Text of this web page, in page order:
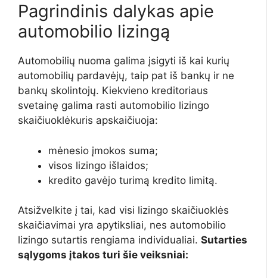
Pagrindinis dalykas apie
automobilio lizingą
Automobilių nuoma galima įsigyti iš kai kurių
automobilių pardavėjų, taip pat iš bankų ir ne
bankų skolintojų. Kiekvieno kreditoriaus
svetainę galima rasti automobilio lizingo
skaičiuoklėkuris apskaičiuoja:
mėnesio įmokos suma;
visos lizingo išlaidos;
kredito gavėjo turimą kredito limitą.
Atsižvelkite į tai, kad visi lizingo skaičiuoklės
skaičiavimai yra apytiksliai, nes automobilio
lizingo sutartis rengiama individualiai. Sutarties
sąlygoms įtakos turi šie veiksniai: